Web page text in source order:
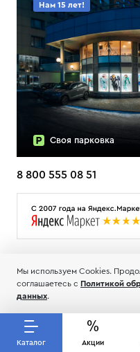
Нам 15 лет!
Своя парковка
8 800 555 08 51
Каталог Акции
Мы используем Cookies.
соглашаетесь с Политикой
данных.